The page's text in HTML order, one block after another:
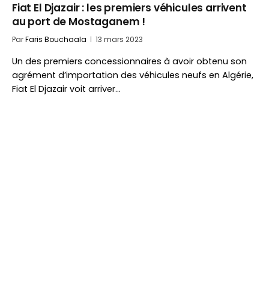
Fiat El Djazair : les premiers véhicules arrivent
au port de Mostaganem !
ParFaris Bouchaala 13 mars 2023
Un des premiers concessionnaires à avoir obtenu son
agrément d’importation des véhicules neufs en Algérie,
Fiat El Djazair voit arriver…